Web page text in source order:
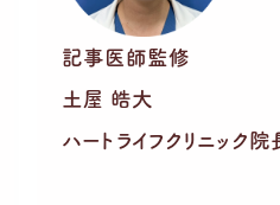
記事医師監修
土屋 皓大
ハートライフクリニック院